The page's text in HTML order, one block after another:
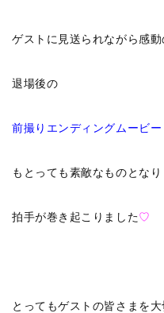
ゲストに見送られながら感
退場後の
前撮りエンディングムービー
もとっても素敵なものとなり
拍手が巻き起こりました♡
とってもゲストの皆さまを